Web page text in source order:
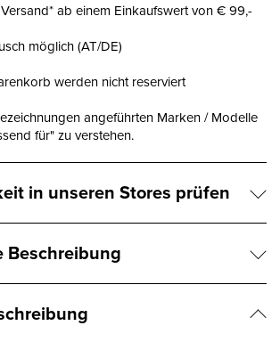
ab einem Einkaufswert von € 99,-
möglich (AT/DE)
werden nicht reserviert
angeführten Marken / Modelle
für" zu verstehen.
in unseren Stores prüfen
Beschreibung